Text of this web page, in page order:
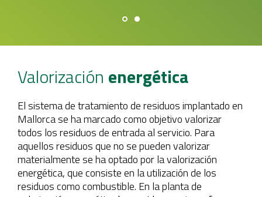
Valorización energética
El sistema de tratamiento de residuos implantado en
Mallorca se ha marcado como objetivo valorizar
todos los residuos de entrada al servicio. Para
aquellos residuos que no se pueden valorizar
materialmente se ha optado por la valorización
energética, que consiste en la utilización de los
residuos como combustible. En la planta de